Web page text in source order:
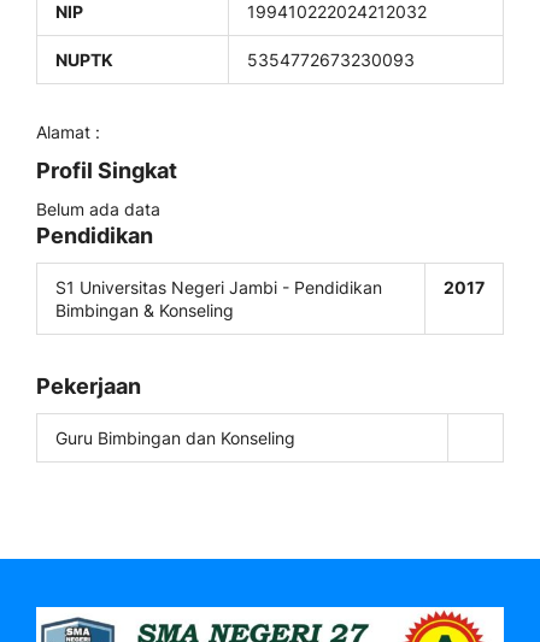
NIP 199410222024212032
NUPTK 5354772673230093
Alamat :
Profil Singkat
Belum ada data
Pendidikan
S1 Universitas Negeri Jambi - Pendidikan
Bimbingan & Konseling
2017
Pekerjaan
Guru Bimbingan dan Konseling